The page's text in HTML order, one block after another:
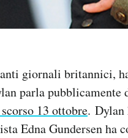
giornali britannici,
parla pubblicamente
13 ottobre. Dylan
Edna Gundersen ha